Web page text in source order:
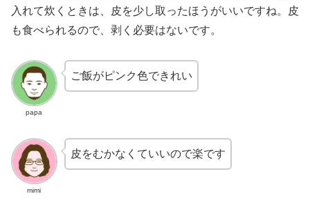
入れて炊くときは、皮を少し取ったほうがいいですね。皮
も食べられるので、剥く必要はないです。
papa
ご飯がピンク色できれい
mimi
皮をむかなくていいので楽です